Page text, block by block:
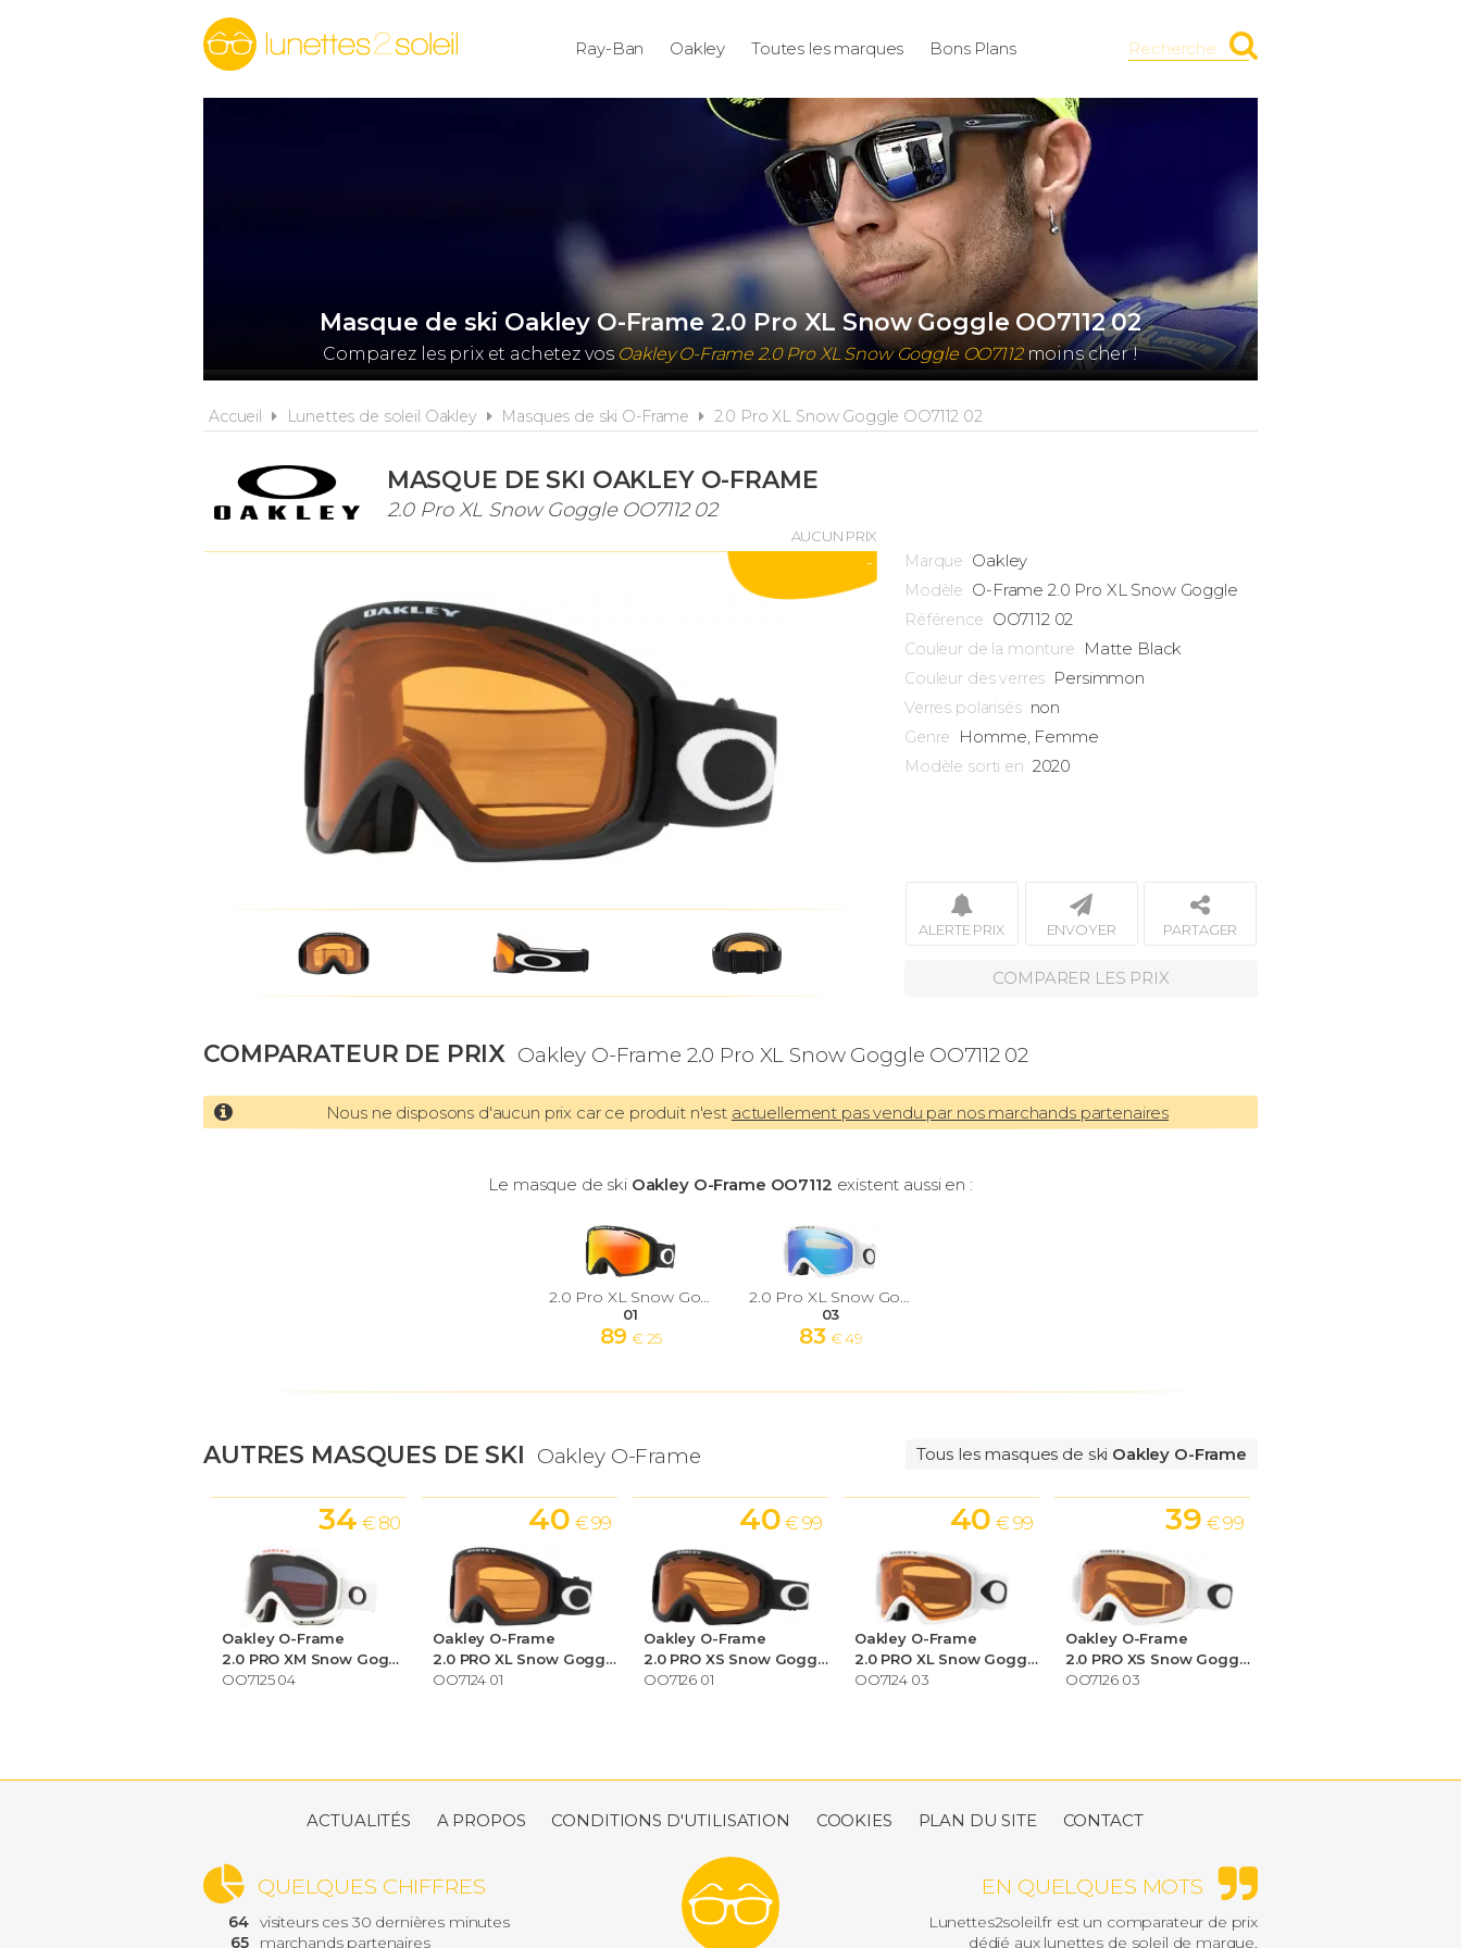
Ray-Ban Oakley Toutes les marques Bons Plans Recherche
Masque de ski Oakley O-Frame 2.0 Pro XL Snow Goggle OO7112 02
Comparez les prix et achetez vos Oakley O-Frame 2.0 Pro XL Snow Goggle OO7112moins cher !
Accueil Lunettes de soleil Oakley Masques de ski O-Frame 2.0 Pro XL Snow Goggle OO7112 02
MASQUE DE SKI OAKLEY O-FRAME
2.0 Pro XL Snow Goggle OO7112 02
AUCUN PRIX
- Marque Oakley
Modèle O-Frame 2.0 Pro XL Snow Goggle
Référence OO7112 02
Couleur de la monture Matte Black
Couleur des verres Persimmon
Verres polarisés non
Genre Homme, Femme
Modèle sorti en 2020
ALERTE PRIX ENVOYER PARTAGER
COMPARER LES PRIX
COMPARATEUR DE PRIX Oakley O-Frame 2.0 Pro XL Snow Goggle OO7112 02
Nous ne disposons d'aucun prix car ce produit n'est actuellement pas vendu par nos marchands partenaires
Le masque de ski Oakley O-Frame OO7112 existent aussi en :
2.0 Pro XL Snow Goggle
01
89 € 25
2.0 Pro XL Snow Goggle
03
83 € 49
AUTRES MASQUES DE SKI Oakley O-Frame Tous les masques de ski Oakley O-Frame
Oakley O-Frame
2.0 PRO XM Snow Goggles
OO7125 04
34 € 80
Oakley O-Frame
2.0 PRO XL Snow Goggles
OO7124 01
40 € 99
Oakley O-Frame
2.0 PRO XS Snow Goggles
OO7126 01
40 € 99
Oakley O-Frame
2.0 PRO XL Snow Goggles
OO7124 03
40 € 99
Oakley O-Frame
2.0 PRO XS Snow Goggles
OO7126 03
39 € 99
ACTUALITÉS A PROPOS CONDITIONS D'UTILISATION COOKIES PLAN DU SITE CONTACT
EN QUELQUES MOTS
Lunettes2soleil.fr est un comparateur de prix
dédié aux lunettes de soleil de marque.
QUELQUES CHIFFRES
64 visiteurs ces 30 dernières minutes
65
marchands partenaires